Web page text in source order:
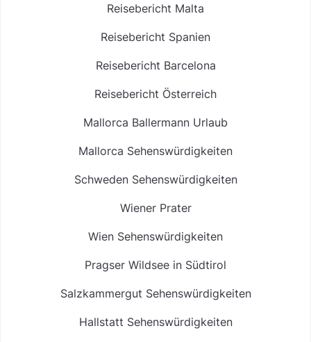
Reisebericht Malta
Reisebericht Spanien
Reisebericht Barcelona
Reisebericht Österreich
Mallorca Ballermann Urlaub
Mallorca Sehenswürdigkeiten
Schweden Sehenswürdigkeiten
Wiener Prater
Wien Sehenswürdigkeiten
Pragser Wildsee in Südtirol
Salzkammergut Sehenswürdigkeiten
Hallstatt Sehenswürdigkeiten